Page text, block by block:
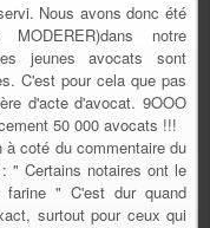
Nous avons donc été
notre
jeunes avocats sont
C'est pour cela que pas
d'acte d'avocat. 9OOO
50 000 avocats !!!
coté du commentaire du
" Certains notaires ont le
" C'est dur quand
surtout pour ceux qui